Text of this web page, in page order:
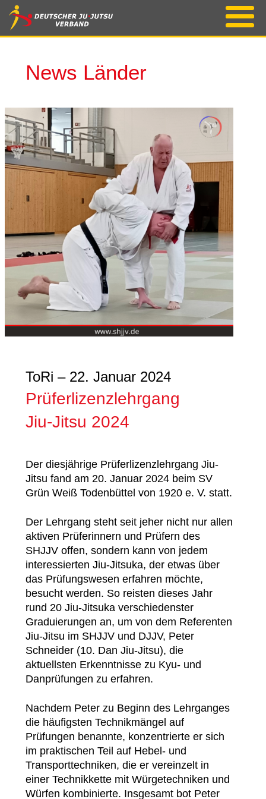
News Länder
ToRi – 22. Januar 2024
Prüferlizenzlehrgang
Jiu-Jitsu 2024
Der diesjährige Prüferlizenzlehrgang Jiu-
Jitsu fand am 20. Januar 2024 beim SV
Grün Weiß Todenbüttel von 1920 e. V. statt.
Der Lehrgang steht seit jeher nicht nur allen
aktiven Prüferinnern und Prüfern des
SHJJV offen, sondern kann von jedem
interessierten Jiu-Jitsuka, der etwas über
das Prüfungswesen erfahren möchte,
besucht werden. So reisten dieses Jahr
rund 20 Jiu-Jitsuka verschiedenster
Graduierungen an, um von dem Referenten
Jiu-Jitsu im SHJJV und DJJV, Peter
Schneider (10. Dan Jiu-Jitsu), die
aktuellsten Erkenntnisse zu Kyu- und
Danprüfungen zu erfahren.
Nachdem Peter zu Beginn des Lehrganges
die häufigsten Technikmängel auf
Prüfungen benannte, konzentrierte er sich
im praktischen Teil auf Hebel- und
Transporttechniken, die er vereinzelt in
einer Technikkette mit Würgetechniken und
Würfen kombinierte. Insgesamt bot Peter